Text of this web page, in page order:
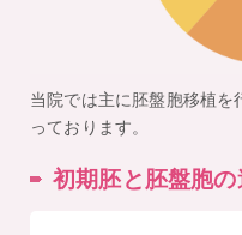
当院では主に胚盤胞移植
っております。
初期胚と胚盤胞の